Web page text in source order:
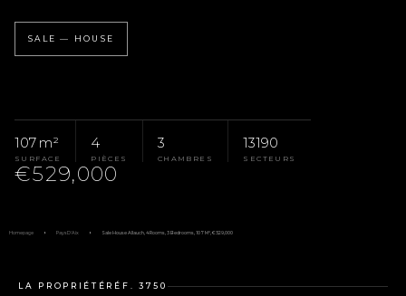
SALE — HOUSE
107 m²
SURFACE
4
PIÈCES
3
CHAMBRES
13190
SECTEURS
€529,000
Homepage Pays D'Aix Sale House Allauch, 4 Rooms, 3 Bedrooms, 107 M², €529,000
LA PROPRIÉTÉ RÉF. 3750